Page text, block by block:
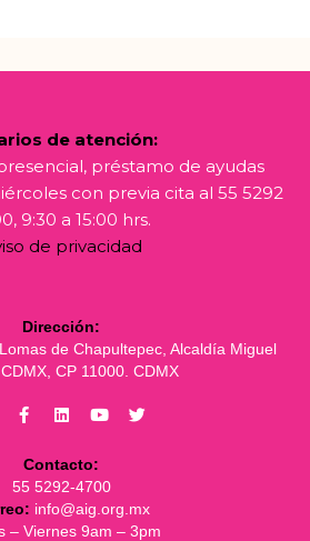
de atención:
préstamo de ayudas
con previa cita al 55 5292
9:30 a 15:00 hrs.
de privacidad
Dirección:
de Chapultepec, Alcaldía Miguel
CP 11000. CDMX
Contacto:
55 5292-4700
info@aig.org.mx
– Viernes 9am – 3pm